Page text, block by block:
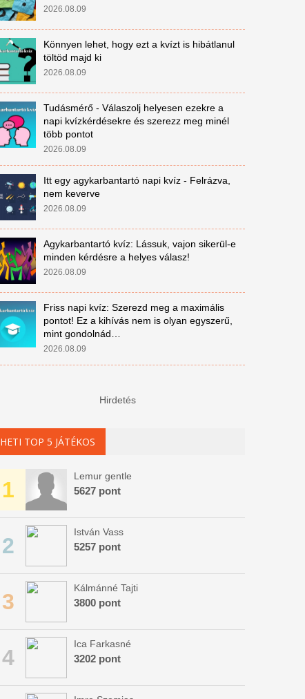
2026.08.09
Könnyen lehet, hogy ezt a kvízt is hibátlanul
töltöd majd ki
2026.08.09
Tudásmérő - Válaszolj helyesen ezekre a
napi kvízkérdésekre és szerezz meg minél
több pontot
2026.08.09
Itt egy agykarbantartó napi kvíz - Felrázva,
nem keverve
2026.08.09
Agykarbantartó kvíz: Lássuk, vajon sikerül-e
minden kérdésre a helyes válasz!
2026.08.09
Friss napi kvíz: Szerezd meg a maximális
pontot! Ez a kihívás nem is olyan egyszerű,
mint gondolnád…
2026.08.09
Hirdetés
HETI TOP 5 JÁTÉKOS
1
Lemur gentle
5627 pont
2
István Vass
5257 pont
3
Kálmánné Tajti
3800 pont
4
Ica Farkasné
3202 pont